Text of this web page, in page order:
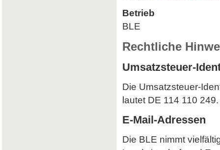
Betrieb
BLE
Rechtliche
Umsatzsteuer-
Die Umsatzsteuer-
lautet DE 114 110 249.
E-Mail-Adressen
Die BLE nimmt